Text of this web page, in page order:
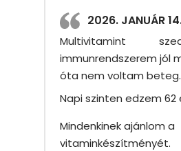
2026. JANUÁR
Multivitamint
immunrendszerem jól
óta nem voltam beteg.
Napi szinten edzem 62
Mindenkinek ajánlom a
vitaminkészítményét.